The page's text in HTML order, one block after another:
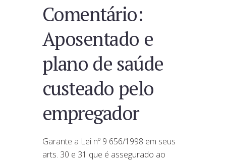
Comentário:
Aposentado e
plano de saúde
custeado pelo
empregador
Garante a Lei nº 9 656/1998 em seus
arts. 30 e 31 que é assegurado ao